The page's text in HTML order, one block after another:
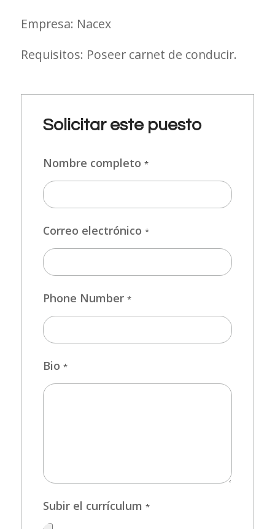
Empresa: Nacex
Requisitos: Poseer carnet de conducir.
Solicitar este puesto
Nombre completo *
Correo electrónico *
Phone Number *
Bio *
Subir el currículum *